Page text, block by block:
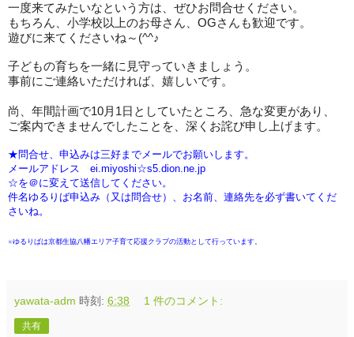
一度来てみたいなという方は、ぜひお問合せください。
もちろん、小学校以上のお母さん、OGさんも歓迎です。
遊びに来てくださいね～ (^^♪
子どもの育ちを一緒に見守っていきましょう。
事前にご連絡いただければ、嬉しいです。
尚、年間計画で10月1日としていたところ、急な変更があり、
ご案内できませんでしたことを、深くお詫び申し上げます。
★問合せ、申込みは三好までメールでお願いします。
メールアドレス ei.miyoshi☆s5.dion.ne.jp
☆を＠に変えて送信してください。
件名ゆるりば申込み（又は問合せ）、お名前、連絡先を必ず書いてくだ
さいね。
※ゆるりばは京都生協八幡エリア子育て応援クラブの活動として行っています。
yawata-adm 時刻: 6:38 1 件のコメント:
共有